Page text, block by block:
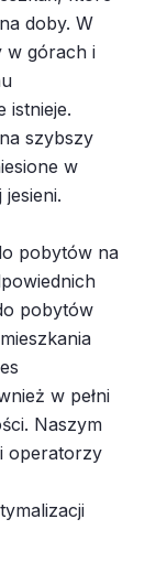
doby. W
w górach i
istnieje.
szybszy
w
pobytów na
pobytów
w pełni
Naszym
operatorzy